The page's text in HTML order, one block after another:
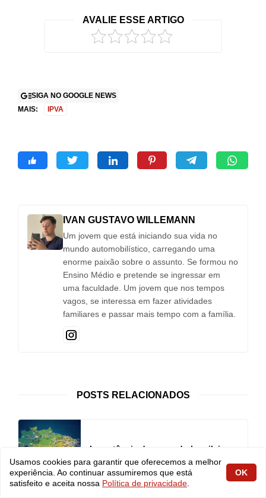
AVALIE ESSE ARTIGO
SIGA NO GOOGLE NEWS
MAIS:
IPVA
IVAN GUSTAVO WILLEMANN
Um jovem que está iniciando sua vida no
mundo automobilístico, carregando uma
enorme paixão sobre o assunto. Se formou no
Ensino Médio e pretende se ingressar em
uma faculdade. Um jovem que nos tempos
vagos, se interessa em fazer atividades
familiares e passar mais tempo com a família.
POSTS RELACIONADOS
Importância do mercado brasileiro
tanto para VW quanto para Fiat
Usamos cookies para garantir que oferecemos a melhor
experiência. Ao continuar assumiremos que está
satisfeito e aceita nossa Política de privacidade
OK